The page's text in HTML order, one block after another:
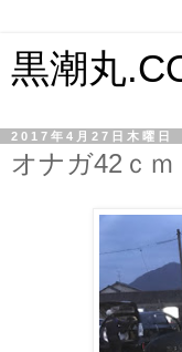
黒潮丸
2017年4月27日木曜日
オナガ42ｃｍ